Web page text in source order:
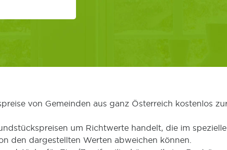
von Gemeinden aus ganz Österreich kostenlos
um Richtwerte handelt, die im
den dargestellten Werten abweichen können.